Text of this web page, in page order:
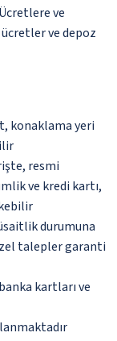
ve
ve depoz
konaklama yeri
resmi
ve kredi kartı,
durumuna
talepler garanti
kartları ve